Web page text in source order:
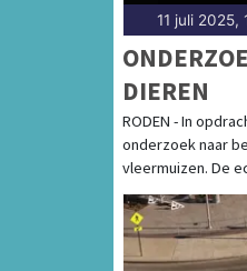
11 juli 2025,
DIEREN
RODEN - In
onderzoek naar
vleermuizen. De